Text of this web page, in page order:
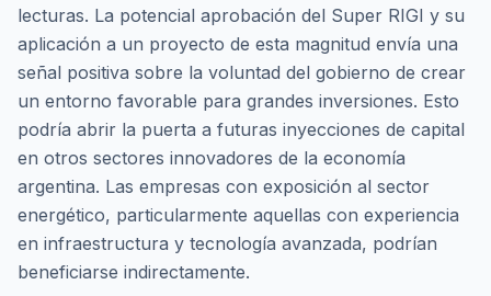
lecturas. La potencial aprobación del Super RIGI y su
aplicación a un proyecto de esta magnitud envía una
señal positiva sobre la voluntad del gobierno de crear
un entorno favorable para grandes inversiones. Esto
podría abrir la puerta a futuras inyecciones de capital
en otros sectores innovadores de la economía
argentina. Las empresas con exposición al sector
energético, particularmente aquellas con experiencia
en infraestructura y tecnología avanzada, podrían
beneficiarse indirectamente.